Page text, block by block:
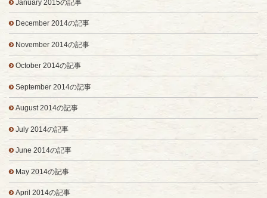
January 2015の記事
December 2014の記事
November 2014の記事
October 2014の記事
September 2014の記事
August 2014の記事
July 2014の記事
June 2014の記事
May 2014の記事
April 2014の記事